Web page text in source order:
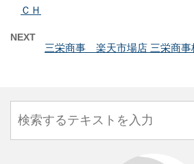
ＣＨ
NEXT
三栄商事 楽天市場店 三栄商事